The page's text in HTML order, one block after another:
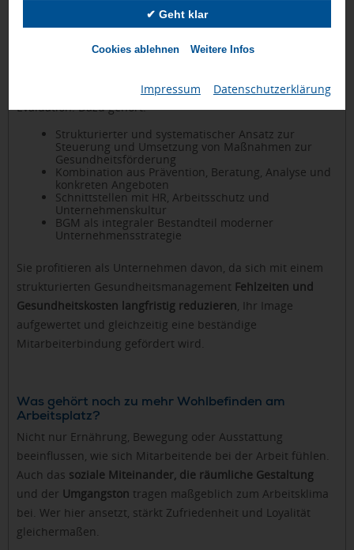
✔ Geht klar
Cookies ablehnen Weitere Infos
Impressum Datenschutzerklärung
Einzelmaßnahmen reichen oft nicht aus, um eine
nachhaltige Wirkung zu erzielen. Mit einemstrukturierten
betrieblichen Gesundheitsmanagement (BGM)
unternehmensweit steuern – von der Analyse bis zur
Evaluation. Dazu gehört:
Strukturierter und systematischer Ansatz zur
Steuerung und Umsetzung von Maßnahmen zur
Gesundheitsförderung
Kombination aus Prävention, Beratung, Analyse und
konkreten Angeboten
Schnittstellen mit HR, Arbeitsschutz und
Unternehmenskultur
BGM als integraler Bestandteil moderner
Unternehmensstrategie
Sie profitieren als Unternehmen davon, da sich mit einem
strukturierten Gesundheitsmanagement Fehlzeiten und
Gesundheitskosten langfristig reduzieren , Ihr Image
aufgewertet und gleichzeitig eine beständige
Mitarbeiterbindung gefördert wird.
Was gehört noch zu mehr Wohlbefinden am
Arbeitsplatz?
Nicht nur Ernährung, Bewegung oder Ausstattung
beeinflussen, wie sich Mitarbeitende bei der Arbeit fühlen.
Auch das soziale Miteinander, die räumliche Gestaltung
und der Umgangston tragen maßgeblich zum Arbeitsklima
bei. Wer hier ansetzt, stärkt Zufriedenheit und Loyalität
gleichermaßen.